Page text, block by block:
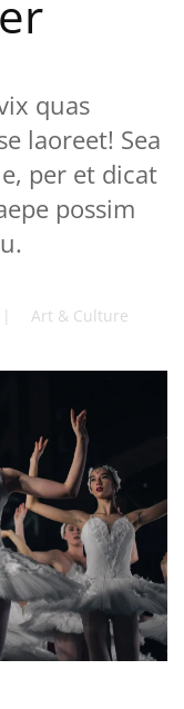
quas
laoreet! Sea
per et dicat
possim
| Art & Culture